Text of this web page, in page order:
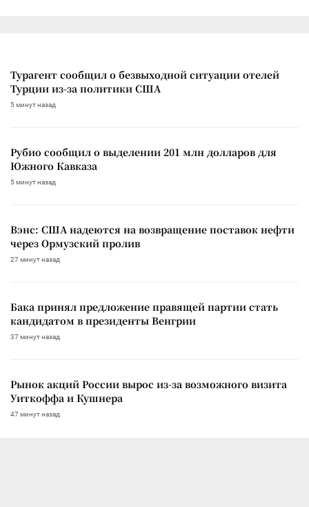
Турагент сообщил о безвыходной ситуации отелей
Турции из-за политики США
5 минут назад
Рубио сообщил о выделении 201 млн долларов для
Южного Кавказа
5 минут назад
Вэнс: США надеются на возвращение поставок нефти
через Ормузский пролив
27 минут назад
Бака принял предложение правящей партии стать
кандидатом в президенты Венгрии
37 минут назад
Рынок акций России вырос из-за возможного визита
Уиткоффа и Кушнера
47 минут назад